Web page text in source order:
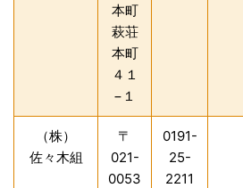
本町
萩荘
本町
４１
−１
（株）
佐々木組
〒
021-
0053
0191-
25-
2211